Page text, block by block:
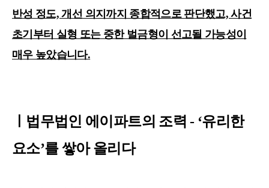
반성 정도, 개선 의지까지 종합적으로 판단했고, 사건
초기부터 실형 또는 중한 벌금형이 선고될 가능성이
매우 높았습니다.
ㅣ법무법인 에이파트의 조력 - ‘유리한
요소’를 쌓아 올리다